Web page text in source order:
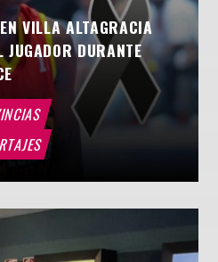
VILLA ALTAGRACIA
DURANTE